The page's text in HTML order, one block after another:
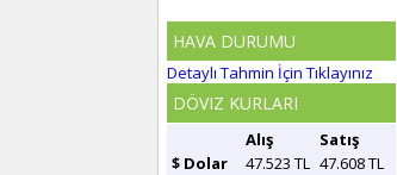
HAVA DURUMU
Detaylı Tahmin İçin Tıklayınız
DÖVIZ KURLARI
Alış
Satış
$ Dolar
47.523 TL 47.608 TL